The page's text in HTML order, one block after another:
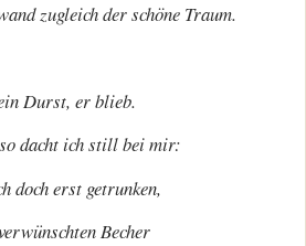
zugleich der schöne Traum.
Durst, er blieb.
dacht ich still bei mir:
doch erst getrunken,
Becher